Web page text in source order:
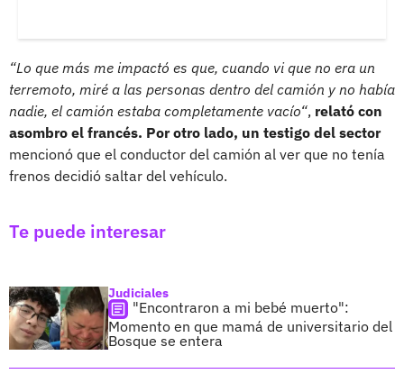
“Lo que más me impactó es que, cuando vi que no era un
terremoto, miré a las personas dentro del camión y no había
nadie, el camión estaba completamente vacío“, relató con
asombro el francés. Por otro lado, un testigo del sector
mencionó que el conductor del camión al ver que no tenía
frenos decidió saltar del vehículo.
Te puede interesar
Judiciales
"Encontraron a mi bebé muerto":
Momento en que mamá de universitario del
Bosque se entera